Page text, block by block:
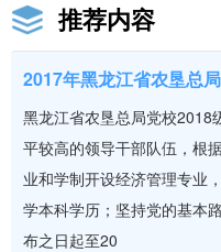
江农垦管理干部学院、黑龙江
及培训机构、垦区实训基地）
黑龙江省农垦管理
@五校依托垦区、面向社会
结合，并与 北京大学 、 北
推荐内容
2017年黑龙江省农垦总
黑龙江省农垦总局党校2018
平较高的领导干部队伍，根
业和学制开设经济管理专业
学本科学历；坚持党的基本
布之日起至20